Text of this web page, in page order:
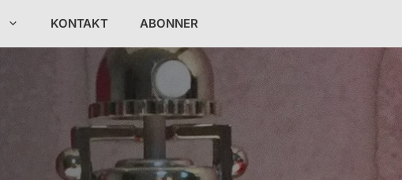
KONTAKT ABONNER